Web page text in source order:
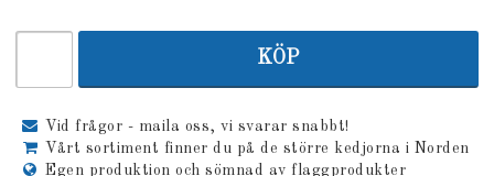
KÖP
Vid frågor - maila oss, vi svarar snabbt!
Vårt sortiment finner du på de större kedjorna i Norden
Egen produktion och sömnad av flaggprodukter